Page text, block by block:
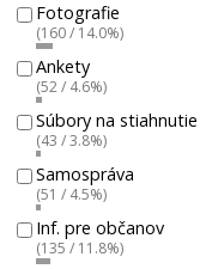
Fotografie
(160 / 14.0%)
Ankety
(52 / 4.6%)
Súbory na stiahnutie
(43 / 3.8%)
Samospráva
(51 / 4.5%)
Inf. pre občanov
(135 / 11.8%)